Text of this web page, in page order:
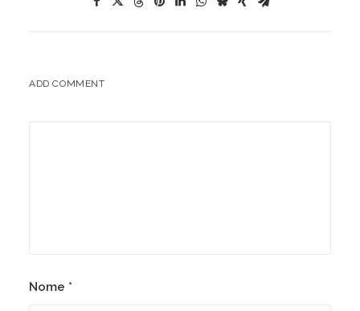
ADD COMMENT
Nome *